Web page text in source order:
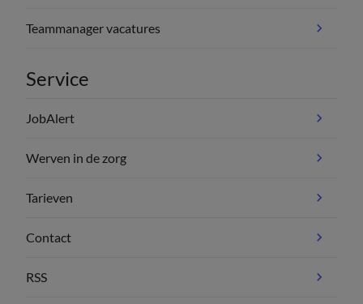
Teammanager vacatures
Service
JobAlert
Werven in de zorg
Tarieven
Contact
RSS